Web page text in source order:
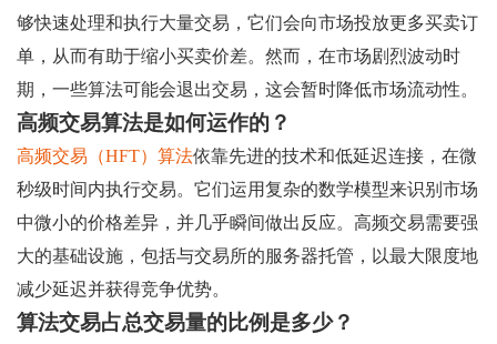
够快速处理和执行大量交易，它们会向市场投放更多买卖订
单，从而有助于缩小买卖价差。然而，在市场剧烈波动时
期，一些算法可能会退出交易，这会暂时降低市场流动性。
高频交易算法是如何运作的？
高频交易（HFT）算法依靠先进的技术和低延迟连接，在微
秒级时间内执行交易。它们运用复杂的数学模型来识别市场
中微小的价格差异，并几乎瞬间做出反应。高频交易需要强
大的基础设施，包括与交易所的服务器托管，以最大限度地
减少延迟并获得竞争优势。
算法交易占总交易量的比例是多少？